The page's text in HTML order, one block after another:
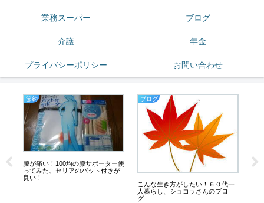
業務スーパー ブログ
介護 年金
プライバシーポリシー お問い合わせ
節約
膝が痛い！100均の膝サポーター使
ってみた、セリアのパット付きが
良い！
ブログ
こんな生き方がしたい！６０代一
人暮らし、ショコラさんのブロ
グ